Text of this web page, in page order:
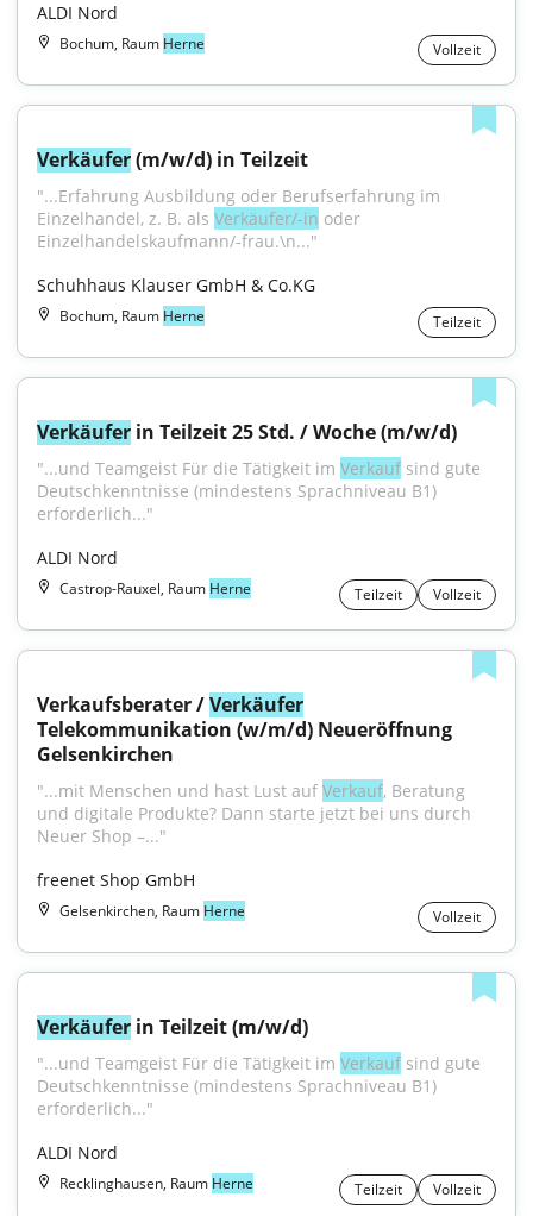
ALDI Nord
Bochum, Raum Herne Vollzeit
Verkäufer (m/w/d) in Teilzeit
"...Erfahrung Ausbildung oder Berufserfahrung im
Einzelhandel, z. B. als Verkäufer/-in oder
Einzelhandelskaufmann/-frau.\n..."
Schuhhaus Klauser GmbH & Co.KG
Bochum, Raum Herne Teilzeit
Verkäufer in Teilzeit 25 Std. / Woche (m/w/d)
"...und Teamgeist Für die Tätigkeit im Verkauf sind gute
Deutschkenntnisse (mindestens Sprachniveau B1)
erforderlich..."
ALDI Nord
Castrop-Rauxel, Raum Herne Teilzeit Vollzeit
Verkaufsberater / Verkäufer
Telekommunikation (w/m/d) Neueröffnung
Gelsenkirchen
"...mit Menschen und hast Lust auf Verkauf, Beratung
und digitale Produkte? Dann starte jetzt bei uns durch
Neuer Shop –..."
freenet Shop GmbH
Gelsenkirchen, Raum Herne Vollzeit
Verkäufer in Teilzeit (m/w/d)
"...und Teamgeist Für die Tätigkeit im Verkauf sind gute
Deutschkenntnisse (mindestens Sprachniveau B1)
erforderlich..."
ALDI Nord
Recklinghausen, Raum Herne Teilzeit Vollzeit